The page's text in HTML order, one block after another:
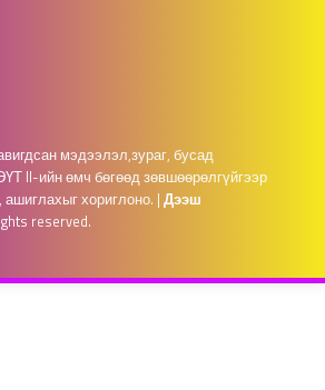
мэдээлэл,зураг, бусад
II-ийн өмч бөгөөд зөвшөөрөлгүйгээр
хориглоно. | Дээш
reserved.